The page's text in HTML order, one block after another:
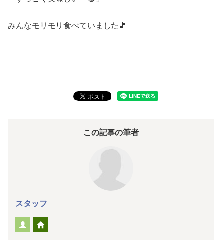
みんなモリモリ食べていました🎵
この記事の筆者
スタッフ